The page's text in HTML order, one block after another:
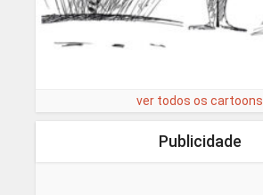
ver todos os cartoons
Publicidade